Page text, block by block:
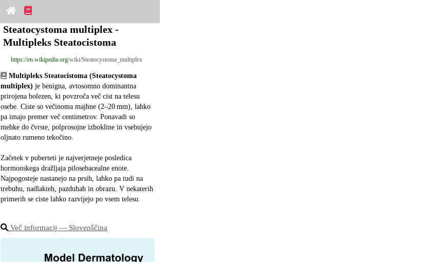
Steatocystoma multiplex -
Multipleks Steatocistoma
https://en.wikipedia.org/wiki/Steatocystoma_multiplex
Multipleks Steatocistoma (Steatocystoma
multiplex) je benigna, avtosomno dominantna
prirojena bolezen, ki povzroča več cist na telesu
osebe. Ciste so večinoma majhne (2–20 mm), lahko
pa imajo premer več centimetrov. Ponavadi so
mehke do čvrste, polprosojne izbokline in vsebujejo
oljnato rumeno tekočino.
Začetek v puberteti je najverjetneje posledica
hormonskega dražljaja pilosebacealne enote.
Najpogosteje nastanejo na prsih, lahko pa tudi na
trebuhu, nadlakteh, pazduhah in obrazu. V nekaterih
primerih se ciste lahko razvijejo po vsem telesu.
Več informacij ― Slovenščina